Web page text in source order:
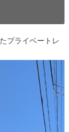
プライベートレ